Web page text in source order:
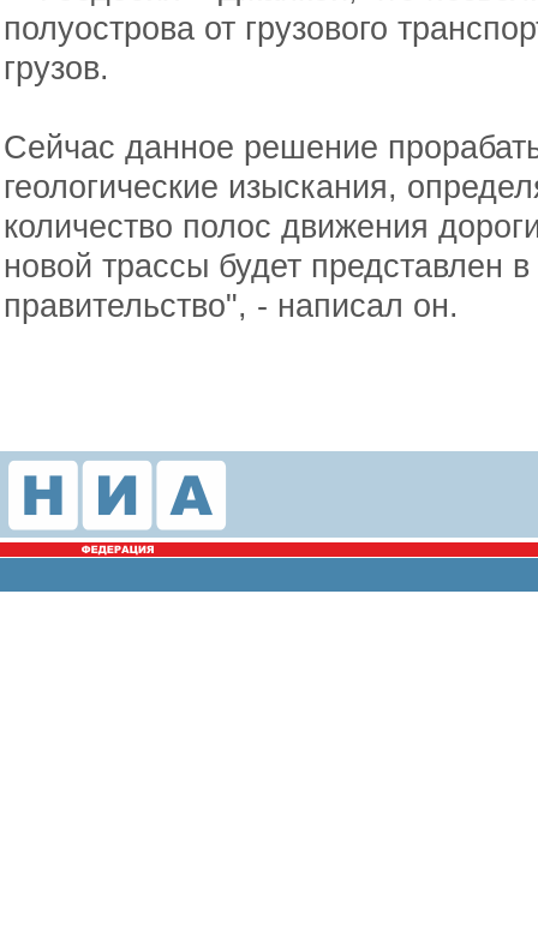
полуострова от грузового
грузов.
Сейчас данное решение
геологические изыскания,
количество полос движения
новой трассы будет представлен
правительство", - написал он.